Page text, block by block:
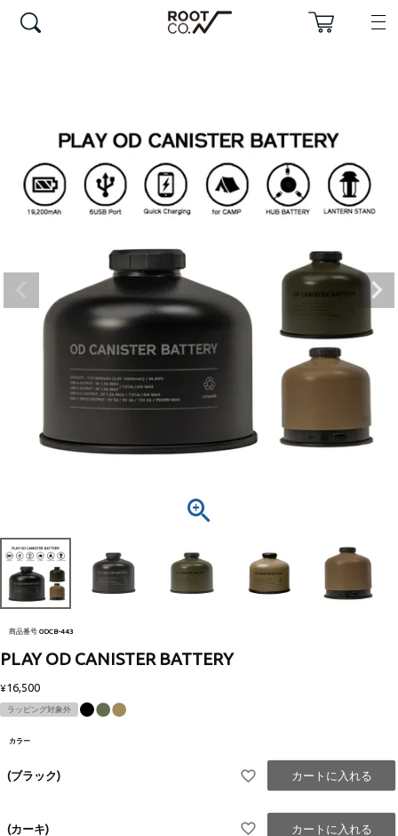
商品番号 ODCB-443
PLAY OD CANISTER BATTERY
¥16,500
ラッピング対象外
カラー
(ブラック) カートに入れる
(カーキ) カートに入れる